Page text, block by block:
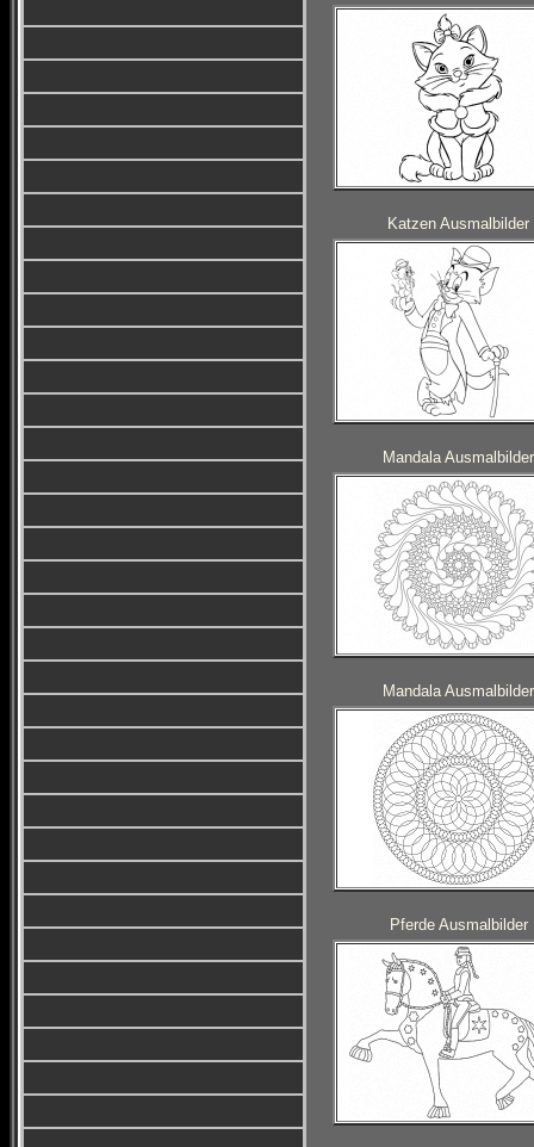
Katzen Ausmalbilder
Mandala Ausmalbilder
Mandala Ausmalbilder
Pferde Ausmalbilder